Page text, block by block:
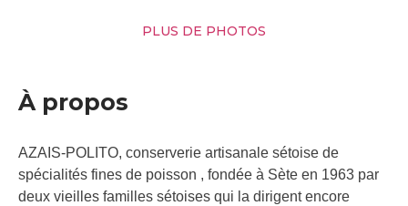
PLUS DE PHOTOS
À propos
AZAIS-POLITO, conserverie artisanale sétoise de
spécialités fines de poisson , fondée à Sète en 1963 par
deux vieilles familles sétoises qui la dirigent encore